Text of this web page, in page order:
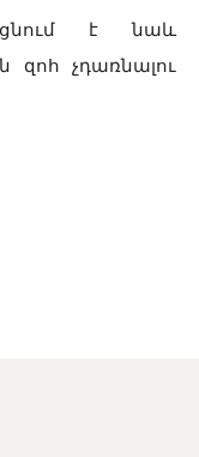
է նաև
զոհ չդառնալու